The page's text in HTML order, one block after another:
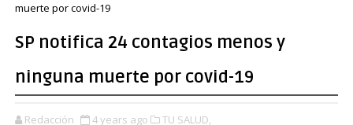
muerte por covid-19
SP notifica 24 contagios menos y
ninguna muerte por covid-19
Redacción 4 years ago TU SALUD,